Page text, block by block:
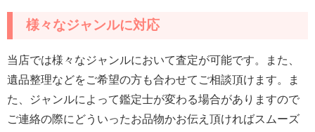
様々なジャンルに対応
当店では様々なジャンルにおいて査定が可能です。また、
遺品整理などをご希望の方も合わせてご相談頂けます。ま
た、ジャンルによって鑑定士が変わる場合がありますので
ご連絡の際にどういったお品物かお伝え頂ければスムーズ